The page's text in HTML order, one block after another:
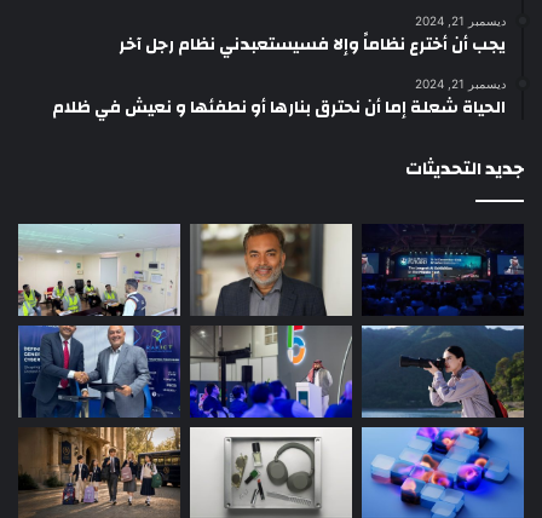
ديسمبر 21, 2024
يجب أن أخترع نظاماً وإلا فسيستعبدني نظام رجل آخر
ديسمبر 21, 2024
الحياة شعلة إما أن نحترق بنارها أو نطفئها و نعيش في ظلام
جديد التحديثات